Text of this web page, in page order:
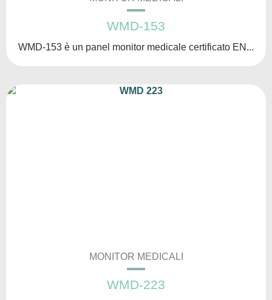
WMD-153
WMD-153 è un panel monitor medicale certificato EN...
MONITOR MEDICALI
WMD-223